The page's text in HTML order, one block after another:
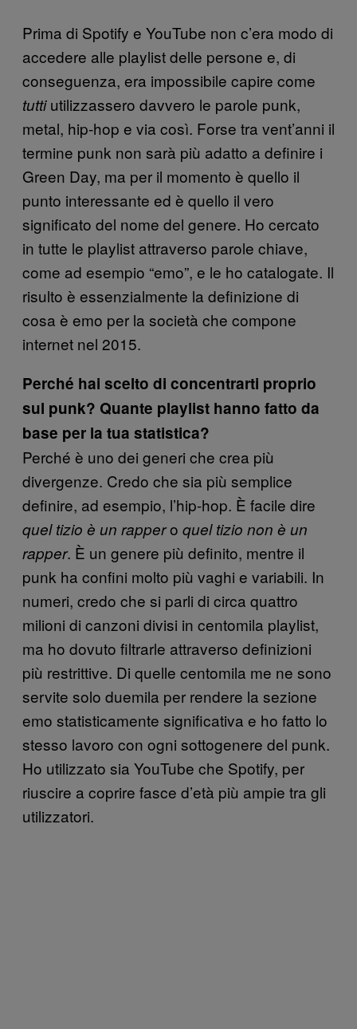
Prima di Spotify e YouTube non c’era modo di
accedere alle playlist delle persone e, di
conseguenza, era impossibile capire come
tuttiutilizzassero davvero le parole punk,
metal, hip-hop e via così. Forse tra vent’anni il
termine punk non sarà più adatto a definire i
Green Day, ma per il momento è quello il
punto interessante ed è quello il vero
significato del nome del genere. Ho cercato
in tutte le playlist attraverso parole chiave,
come ad esempio “emo”, e le ho catalogate. Il
risulto è essenzialmente la definizione di
cosa è emo per la società che compone
internet nel 2015.
Perché hai scelto di concentrarti proprio
sul punk? Quante playlist hanno fatto da
base per la tua statistica?
Perché è uno dei generi che crea più
divergenze. Credo che sia più semplice
definire, ad esempio, l’hip-hop. È facile dire
quel tizio è un rappero quel tizio non è un
rapper. È un genere più definito, mentre il
punk ha confini molto più vaghi e variabili. In
numeri, credo che si parli di circa quattro
milioni di canzoni divisi in centomila playlist,
ma ho dovuto filtrarle attraverso definizioni
più restrittive. Di quelle centomila me ne sono
servite solo duemila per rendere la sezione
emo statisticamente significativa e ho fatto lo
stesso lavoro con ogni sottogenere del punk.
Ho utilizzato sia YouTube che Spotify, per
riuscire a coprire fasce d’età più ampie tra gli
utilizzatori.